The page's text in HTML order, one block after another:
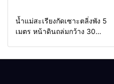
นายก ทต.เมืองยวมใต้เร่ง
ประสาน อบจ.นำแบคโฮเบี่ยง
ทางน้ำ เตรียมประกาศเขตภัย
พิบัติช่วยประชาชน
Home รอบรั้วทั่วไทย
น้ำแม่สะเรียงกัดเซาะตลิ่งพัง 5
เมตร หน้าดินถล่มกว้าง 30